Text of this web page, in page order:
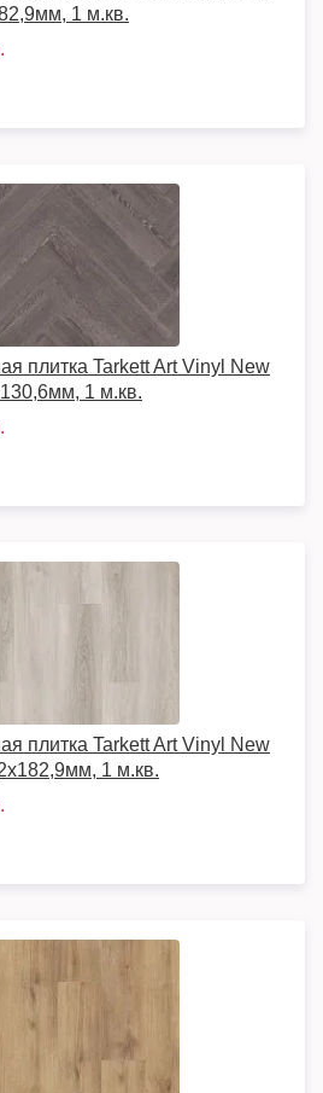
1 м.кв.
плитка Tarkett Art Vinyl New
1 м.кв.
плитка Tarkett Art Vinyl New
1 м.кв.